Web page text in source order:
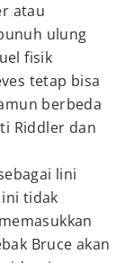
atau
ulung
fisik
tetap bisa
berbeda
Riddler dan
lini
tidak
Bruce akan